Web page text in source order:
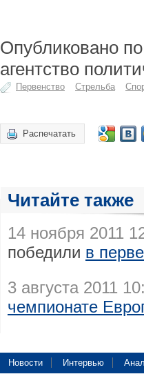
Опубликовано
агентство
Первенство Стрельба
Распечатать
Читайте также
14 ноября 2011
победили в
3 августа 2011
чемпионате
Новости Интервью